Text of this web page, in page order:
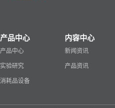
产品中心
产品中心
实验研究
消耗品设备
内容中心
新闻资讯
产品资讯